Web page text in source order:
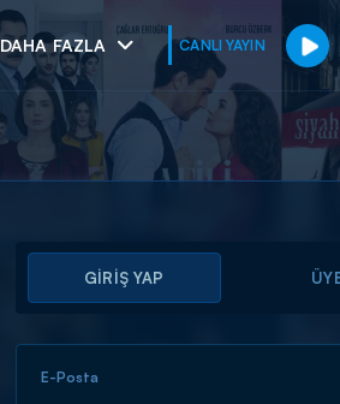
DAHA FAZLA CANLI YAYIN
GİRİŞ YAP
E-Posta